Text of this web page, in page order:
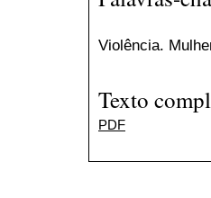
Violência.
Texto
PDF